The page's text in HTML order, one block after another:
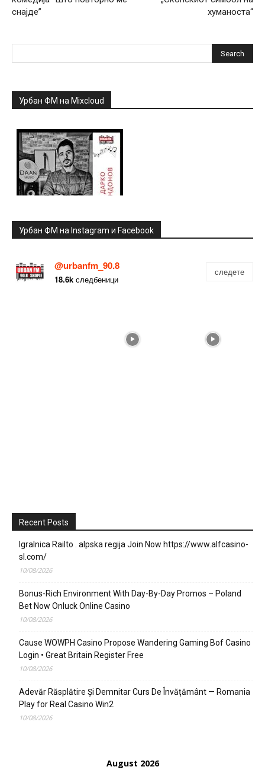
снајде”
хуманоста“
Урбан ФМ на Mixcloud
Урбан ФМ на Instagram и Facebook
@urbanfm_90.8
18.6k следбеници
следете
Recent Posts
Igralnica Railto . alpska regija Join Now https://www.alfcasino-
sl.com/
10/08/2026
Bonus-Rich Environment With Day-By-Day Promos – Poland
Bet Now Onluck Online Casino
10/08/2026
Cause WOWPH Casino Propose Wandering Gaming Bof Casino
Login • Great Britain Register Free
10/08/2026
Adevăr Răsplătire Și Demnitar Curs De Învățământ — Romania
Play for Real Casino Win2
10/08/2026
August 2026